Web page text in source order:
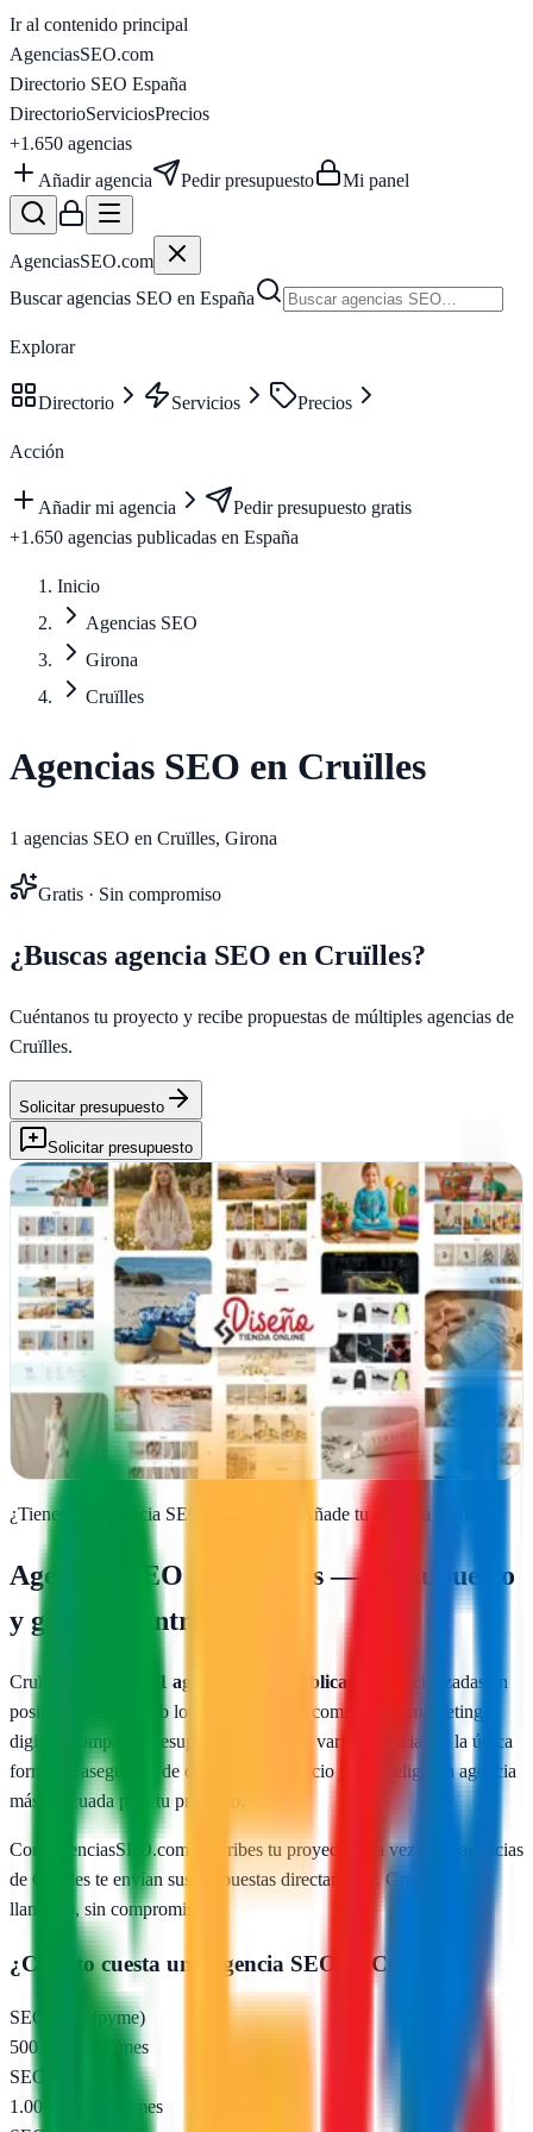
Ir al contenido principal
AgenciasSEO.com
Directorio SEO España
DirectorioServiciosPrecios
+1.650 agencias
Añadir agencia
Pedir presupuesto Mi panel
AgenciasSEO.com
Buscar agencias SEO en España
Explorar
Directorio Servicios Precios
Acción
Añadir mi agencia
Pedir presupuesto gratis
+1.650 agencias publicadas en España
Inicio
Agencias SEO
Girona
Cruïlles
Agencias SEO en Cruïlles
1 agencias SEO en Cruïlles, Girona
Gratis · Sin compromiso
¿Buscas agencia SEO en Cruïlles?
Cuéntanos tu proyecto y recibe propuestas de múltiples agencias de
Cruïlles.
Solicitar presupuesto
Solicitar presupuesto
Diseño Tienda Online
Verificada
Cruïlles, Girona
Especialistas en diseño y desarrollo de tiendas online y páginas web
para cualquier proyecto. Nos dedicamos al comercio electrónico
desde 2008.
Ver ficha completa
¿Tienes una agencia SEO en Añade tu agencia gratis
Agencias SEO en Cruïlles— Presupuesto
y guía de contratación
Cruïlles 1 agencias SEO publicadas
especializadas en
posicionamiento web local, SEO para e-commerce y marketing
digital. Comparar presupuestos reales de varias agencias es la única
forma de asegurarte de que pagas un precio justo y eliges la agencia
más adecuada para tu proyecto.
Con AgenciasSEO.com describes tu proyecto una vez y las agencias
de Cruïlles te envían sus propuestas directamente. Gratis, sin
llamadas, sin compromiso.
¿Cuánto cuesta una agencia SEO en Cruïlles
SEO local (pyme)
500 – 1.000 €/mes
SEO nacional
1.000 – 2.500 €/mes